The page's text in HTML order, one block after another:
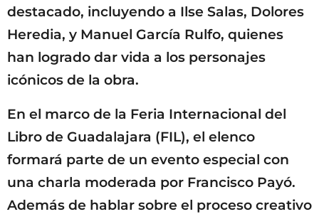
destacado, incluyendo a Ilse Salas, Dolores
Heredia, y Manuel García Rulfo, quienes
han logrado dar vida a los personajes
icónicos de la obra.
En el marco de la Feria Internacional del
Libro de Guadalajara (FIL), el elenco
formará parte de un evento especial con
una charla moderada por Francisco Payó.
Además de hablar sobre el proceso creativo